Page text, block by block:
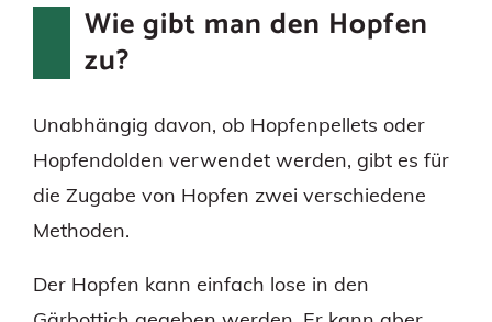
Wie gibt man den Hopfen
zu?
Unabhängig davon, ob Hopfenpellets oder
Hopfendolden verwendet werden, gibt es für
die Zugabe von Hopfen zwei verschiedene
Methoden.
Der Hopfen kann einfach lose in den